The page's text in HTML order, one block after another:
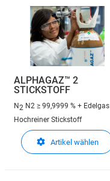
ALPHAGAZ™ 2
STICKSTOFF
N2 N2 ≥ 99,9999 % + Edelgas
Hochreiner Stickstoff
Artikel wählen